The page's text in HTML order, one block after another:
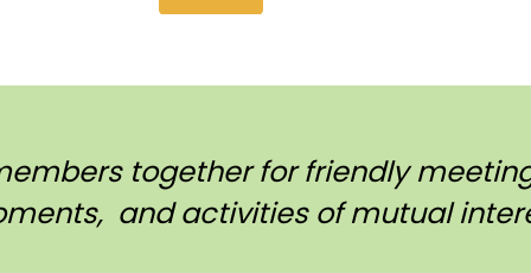
together for friendly
and activities of mutual